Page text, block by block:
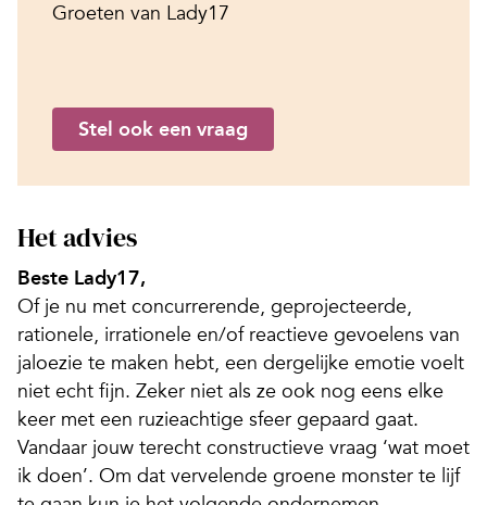
Groeten van Lady17
Stel ook een vraag
Het advies
Beste Lady17,
Of je nu met concurrerende, geprojecteerde,
rationele, irrationele en/of reactieve gevoelens van
jaloezie te maken hebt, een dergelijke emotie voelt
niet echt fijn. Zeker niet als ze ook nog eens elke
keer met een ruzieachtige sfeer gepaard gaat.
Vandaar jouw terecht constructieve vraag ‘wat moet
ik doen’. Om dat vervelende groene monster te lijf